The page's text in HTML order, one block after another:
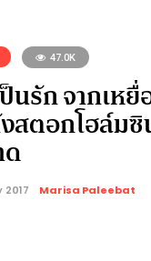
47.0K
นรัก จากเห
สตอกโฮล์ม
Marisa Paleebat